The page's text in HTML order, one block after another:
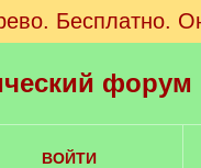
Бесплатно.
ВОЙТИ